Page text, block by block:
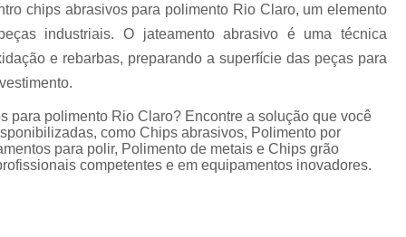
Chips para Espelhamento Grão
Chips Vítreo
Chips Vítreo para
Chips Vítreo para
Equipamento para Polimento
chips abrasivos para polimento Rio Claro, um elemento
industriais. O jateamento abrasivo é uma técnica
e rebarbas, preparando a superfície das peças para
para polimento Rio Claro? Encontre a solução que você
como Chips abrasivos, Polimento por
para polir, Polimento de metais e Chips grão
competentes e em equipamentos inovadores.